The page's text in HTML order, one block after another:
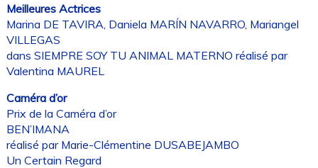
Meilleures Actrices
Marina DE TAVIRA, Daniela MARÍN NAVARRO, Mariangel
VILLEGAS
dans SIEMPRE SOY TU ANIMAL MATERNO réalisé par
Valentina MAUREL
Caméra d’or
Prix de la Caméra d’or
BEN’IMANA
réalisé par Marie-Clémentine DUSABEJAMBO
Un Certain Regard